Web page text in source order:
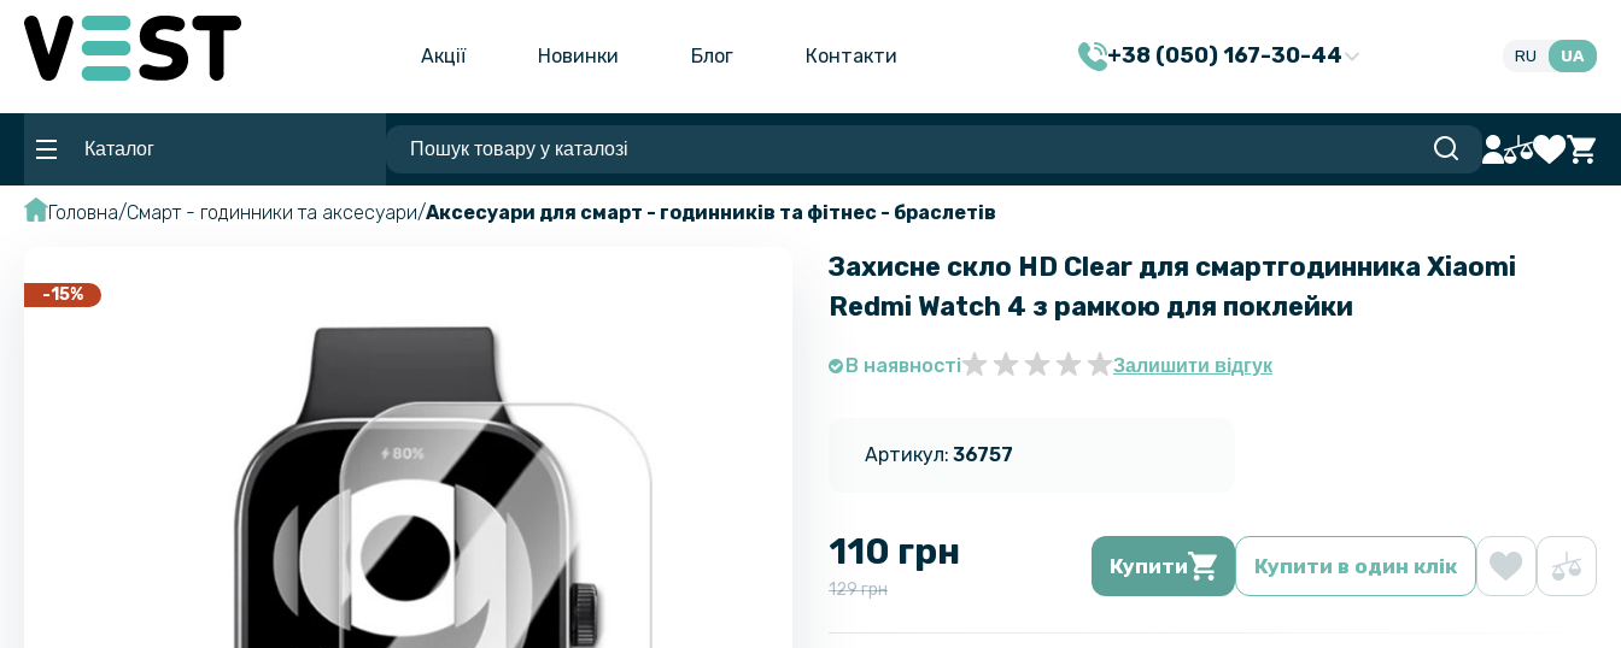
Акції Новинки Блог Контакти +38 (050) 167-30-44 RU UA
Каталог
Головна Смарт - годинники та аксесуари Аксесуари для смарт - годинників та фітнес - браслетів
-15%
Захисне скло HD Clear для смартгодинника Xiaomi
Redmi Watch 4 з рамкою для поклейки
В наявності Залишити відгук
Артикул: 36757
110 грн
129 грн
Купити Купити в один клік